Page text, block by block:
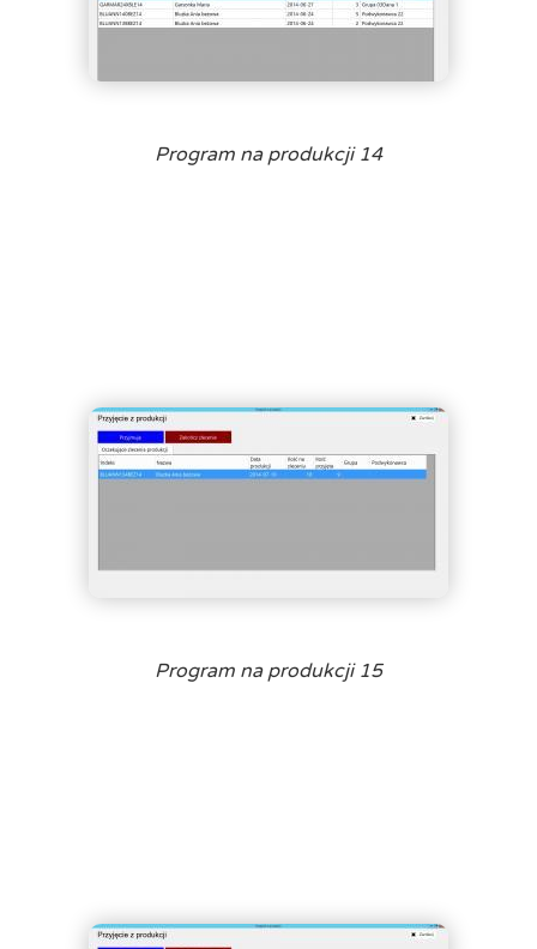
Program na produkcji 14
Program na produkcji 15